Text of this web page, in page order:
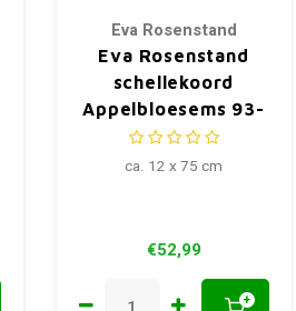
Eva Rosenstand
Eva Rosenstand
schellekoord
Appelbloesems 93-
290
ca. 12 x 75 cm
€52,99
+